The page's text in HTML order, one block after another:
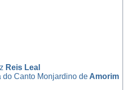
Reis Leal
do Canto Monjardino de Amorim